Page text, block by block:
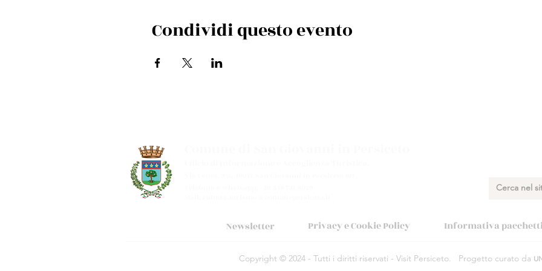
Condividi questo evento
Privacy e Cookie Policy Informativa
Newsletter
Copyright © 2024 - Tutti i diritti riservati - Visit Persiceto. Progetto curato da